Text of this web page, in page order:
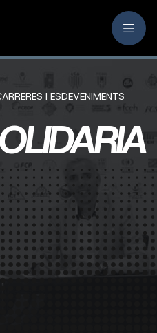
I ESDEVENIMENTS